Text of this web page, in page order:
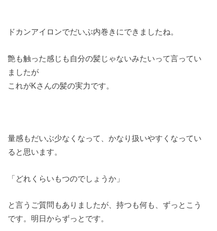
ドカンアイロンでだいぶ内巻きにできましたね。
艶も触った感じも自分の髪じゃないみたいって言ってい
ましたが
これがKさんの髪の実力です。
量感もだいぶ少なくなって、かなり扱いやすくなってい
ると思います。
「どれくらいもつのでしょうか」
と言うご質問もありましたが、持つも何も、ずっとこう
です。明日からずっとです。